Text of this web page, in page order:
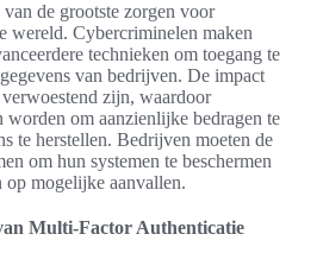
de grootste zorgen voor
wereld. Cybercriminelen maken
technieken om toegang te
van bedrijven. De impact
zijn, waardoor
worden om aanzienlijke bedragen te
te herstellen. Bedrijven moeten de
om hun systemen te beschermen
op mogelijke aanvallen.
Multi-Factor Authenticatie